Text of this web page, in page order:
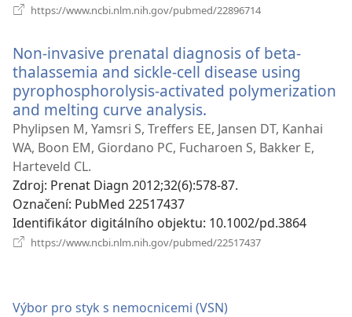
https://www.ncbi.nlm.nih.gov/pubmed/22896714
Non-invasive prenatal diagnosis of beta-
thalassemia and sickle-cell disease using
pyrophosphorolysis-activated polymerization
and melting curve analysis.
nové
okno)
Phylipsen M, Yamsri S, Treffers EE, Jansen DT, Kanhai
WA, Boon EM, Giordano PC, Fucharoen S, Bakker E,
Harteveld CL.
Zdroj‎: Prenat Diagn 2012;32(6):578-87.
Označení‎: PubMed 22517437
Identifikátor digitálního objektu‎: 10.1002/pd.3864
https://www.ncbi.nlm.nih.gov/pubmed/22517437
Výbor pro styk s nemocnicemi (VSN)